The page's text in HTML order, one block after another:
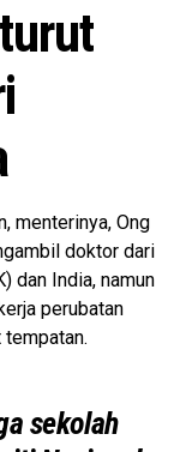
menterinya, Ong
doktor dari
dan India, namun
perubatan
sekolah